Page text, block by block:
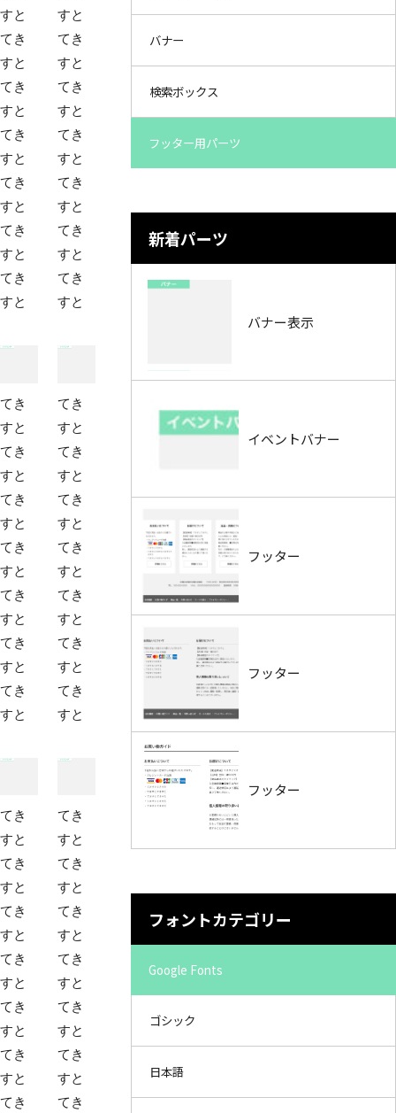
すと
てき
すと
てき
すと
てき
すと
てき
すと
てき
すと
てき
すと
すと
てき
すと
てき
すと
てき
すと
てき
すと
てき
すと
てき
すと
てき
すと
てき
すと
てき
すと
てき
すと
てき
すと
てき
すと
てき
すと
てき
すと
てき
すと
てき
すと
てき
すと
てき
すと
てき
すと
てき
すと
てき
すと
てき
すと
てき
すと
てき
すと
てき
すと
てき
すと
てき
てき
すと
てき
すと
てき
すと
てき
すと
てき
すと
てき
すと
てき
バナー
検索ボックス
フッター用パーツ
新着パーツ
バナー表示
イベントバナー
フッター
フッター
フッター
フォントカテゴリー
Google Fonts
ゴシック
日本語